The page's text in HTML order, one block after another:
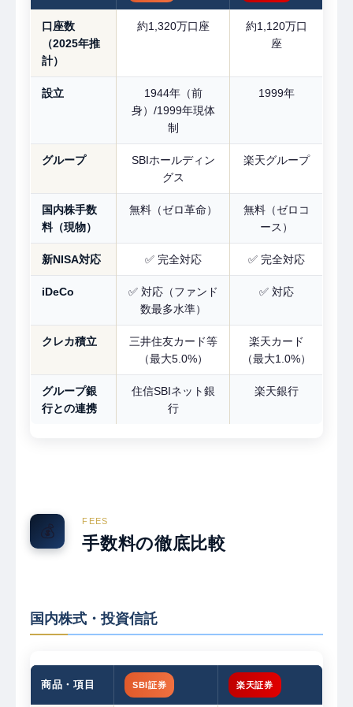
口座数
（2025年推
計）
約1,320万口座
約1,120万口
座
設立
1944年（前
身）/1999年現体
制
1999年
グループ
SBIホールディン
グス
楽天グループ
国内株手数
料（現物）
無料（ゼロ革命）
無料（ゼロコ
ース）
新NISA対応 ✅ 完全対応 ✅ 完全対応
iDeCo
✅ 対応（ファンド
数最多水準）
✅ 対応
クレカ積立
三井住友カード等
（最大5.0%）
楽天カード
（最大1.0%）
グループ銀
行との連携
住信SBIネット銀
行
楽天銀行
💰
FEES
手数料の徹底比較
国内株式・投資信託
商品・項目 SBI証券 楽天証券